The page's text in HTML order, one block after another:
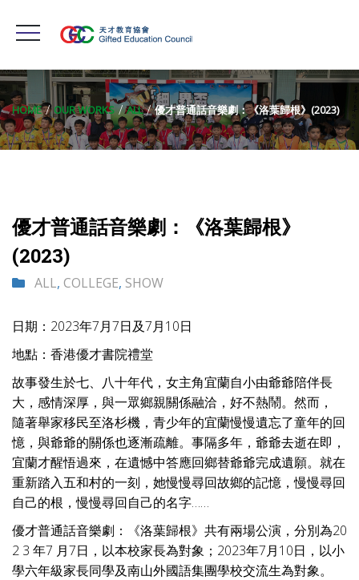
HOME OUR WORKS ALL 優才普通話音樂劇：《洛葉歸根》(2023)
優才普通話音樂劇：《洛葉歸根》
(2023)
ALL, COLLEGE, SHOW
日期：2023年7月7日及7月10日
地點：香港優才書院禮堂
故事發生於七、八十年代，女主角宜蘭自小由爺爺陪伴長
大，感情深厚，與一眾鄉親關係融洽，好不熱鬧。然而，
隨著舉家移民至洛杉機，青少年的宜蘭慢慢遺忘了童年的回
憶，與爺爺的關係也逐漸疏離。事隔多年，爺爺去逝在即，
宜蘭才醒悟過來，在遺憾中答應回鄉替爺爺完成遺願。就在
重新踏入五和村的一刻，她慢慢尋回故鄉的記憶，慢慢尋回
自己的根，慢慢尋回自己的名字……
優才普通話音樂劇：《洛葉歸根》共有兩場公演，分別為20
2 3 年7 月7日，以本校家長為對象；2023年7月10日，以小
學六年級家長同學及南山外國語集團學校交流生為對象。